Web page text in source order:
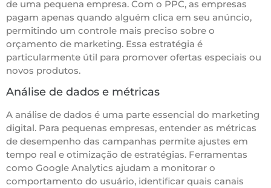
de uma pequena empresa. Com o PPC, as empresas
pagam apenas quando alguém clica em seu anúncio,
permitindo um controle mais preciso sobre o
orçamento de marketing. Essa estratégia é
particularmente útil para promover ofertas especiais ou
novos produtos.
Análise de dados e métricas
A análise de dados é uma parte essencial do marketing
digital. Para pequenas empresas, entender as métricas
de desempenho das campanhas permite ajustes em
tempo real e otimização de estratégias. Ferramentas
como Google Analytics ajudam a monitorar o
comportamento do usuário, identificar quais canais